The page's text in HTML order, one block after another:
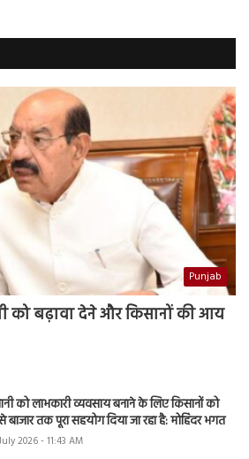
Punjab
को बढ़ावा देने और किसानों की आय
को लाभकारी व्यवसाय बनाने के लिए किसानों को
बाजार तक पूरा सहयोग दिया जा रहा है: मोहिंदर भगत
2026 - 11:43 AM